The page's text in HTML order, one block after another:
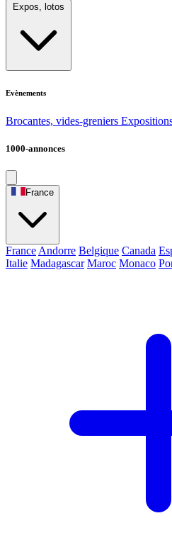
Expos, lotos
Evènements
Brocantes, vides-greniers
1000-annonces
France
France Andorre Belgique Canada
Italie Madagascar Maroc Monaco